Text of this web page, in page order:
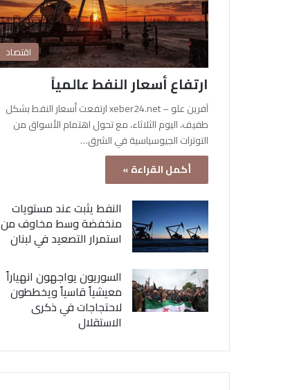
اقتصاد
ارتفاع أسعار النفط عالمياً
آفرين علو – xeber24.net ارتفعت أسعار النفط بشكل
طفيف، اليوم الثلاثاء، مع تحول اهتمام الأسواق من
التوترات الجيوسياسية في الشرق…
أكمل القراءة »
النفط يثبت عند مستويات
منخفضة وسط مخاوف من
استمرار التصعيد في لبنان
السوريون يواجهون انهياراً
معيشياً قاسياً ويخططون
لاحتجاجات في ذكرى
الاستقلال